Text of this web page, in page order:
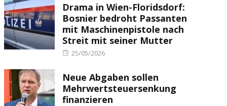
Drama in Wien-Floridsdorf:
Bosnier bedroht Passanten
mit Maschinenpistole nach
Streit mit seiner Mutter
Posted
25/05/2026
Neue Abgaben sollen
Mehrwertsteuersenkung
finanzieren